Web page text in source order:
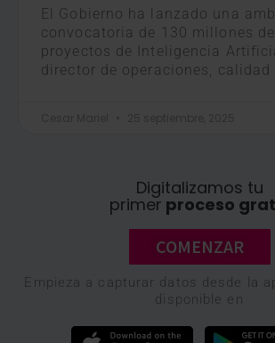
El Gobierno ha lanzado una
convocatoria de 130 millones
proyectos de Inteligencia
director de operaciones, calidad
Digitalizamos tu
primer proceso
COMENZAR
Empieza a capturar datos desde la
disponible en